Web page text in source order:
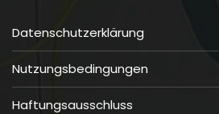
Datenschutzerklärung
Nutzungsbedingungen
Haftungsausschluss